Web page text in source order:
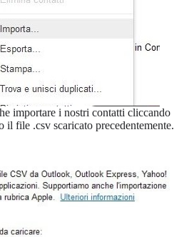
importare i nostri contatti cliccando
il file .csv scaricato precedentemente.